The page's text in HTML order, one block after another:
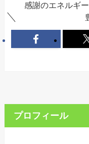
感謝のエネルギ
プロフィール